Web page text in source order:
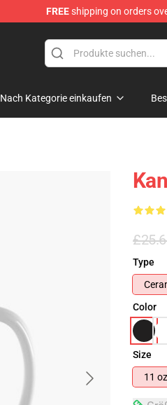
FREEshipping on orders
Nach Kategorie einkaufen
Type
Color
Size
11 oz